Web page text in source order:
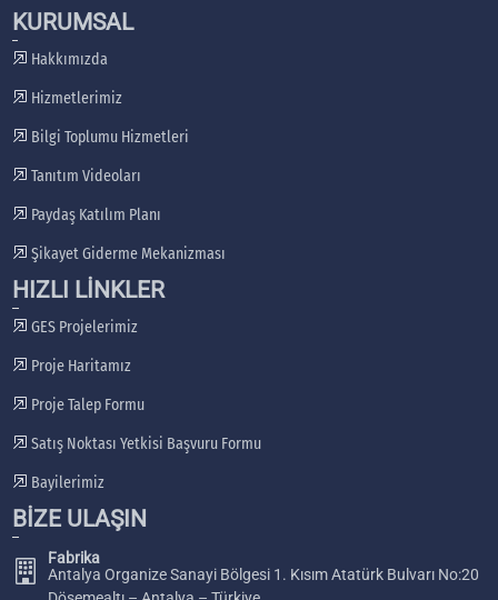
KURUMSAL
Hakkımızda
Hizmetlerimiz
Bilgi Toplumu Hizmetleri
Tanıtım Videoları
Paydaş Katılım Planı
Şikayet Giderme Mekanizması
HIZLI LİNKLER
GES Projelerimiz
Proje Haritamız
Proje Talep Formu
Satış Noktası Yetkisi Başvuru Formu
Bayilerimiz
BİZE ULAŞIN
Fabrika
Antalya Organize Sanayi Bölgesi 1. Kısım Atatürk Bulvarı No:20